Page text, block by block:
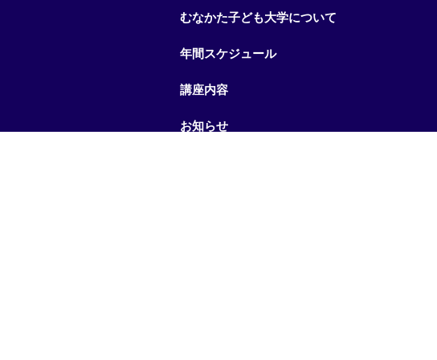
むなかた子ども大学について
年間スケジュール
講座内容
お知らせ